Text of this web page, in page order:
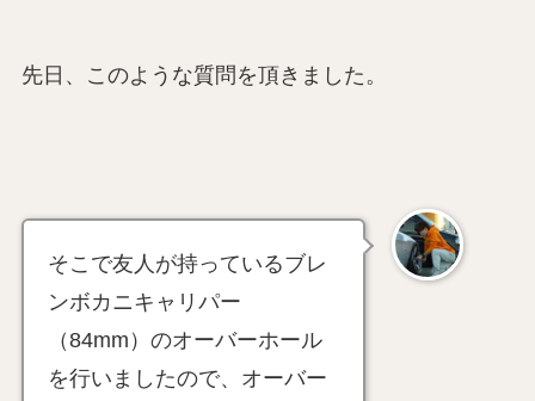
先日、このような質問を頂きました。
そこで友人が持っているブレ
ンボカニキャリパー
（84mm）のオーバーホール
を行いましたので、オーバー